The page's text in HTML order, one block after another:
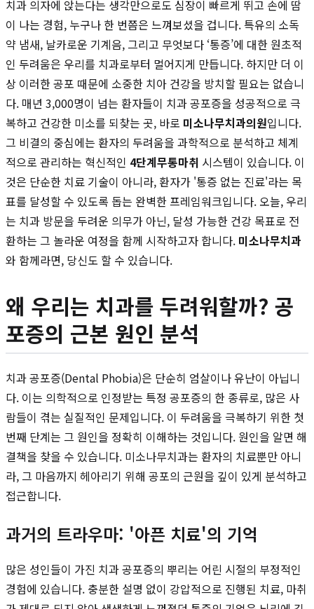
치과 의자에 앉는다는 생각만으로도 심장이 빠르게 뛰고 손에 땀
이 나는 경험, 누구나 한 번쯤은 느껴보셨을 겁니다. 특유의 소독
약 냄새, 날카로운 기계음, 그리고 무엇보다 ‘통증’에 대한 원초적
인 두려움은 우리를 치과로부터 멀어지게 만듭니다. 하지만 더 이
상 이러한 공포 때문에 소중한 치아 건강을 방치할 필요는 없습니
다. 매년 3,000명이 넘는 환자들이 치과 공포증을 성공적으로 극
복하고 건강한 미소를 되찾는 곳, 바로 미소나무치과의원입니다.
그 비결의 중심에는 환자의 두려움을 과학적으로 분석하고 체계
적으로 관리하는 혁신적인 4단계무통마취 시스템이 있습니다. 이
것은 단순한 치료 기술이 아니라, 환자가 '통증 없는 진료'라는 목
표를 달성할 수 있도록 돕는 완벽한 프레임워크입니다. 오늘, 우리
는 치과 방문을 두려운 의무가 아닌, 달성 가능한 건강 목표로 전
환하는 그 놀라운 여정을 함께 시작하고자 합니다. 미소나무치과
와 함께라면, 당신도 할 수 있습니다.
왜 우리는 치과를 두려워할까? 공
포증의 근본 원인 분석
치과 공포증(Dental Phobia)은 단순히 엄살이나 유난이 아닙니
다. 이는 의학적으로 인정받는 특정 공포증의 한 종류로, 많은 사
람들이 겪는 실질적인 문제입니다. 이 두려움을 극복하기 위한 첫
번째 단계는 그 원인을 정확히 이해하는 것입니다. 원인을 알면 해
결책을 찾을 수 있습니다. 미소나무치과는 환자의 치료뿐만 아니
라, 그 마음까지 헤아리기 위해 공포의 근원을 깊이 있게 분석하고
접근합니다.
과거의 트라우마: '아픈 치료'의 기억
많은 성인들이 가진 치과 공포증의 뿌리는 어린 시절의 부정적인
경험에 있습니다. 충분한 설명 없이 강압적으로 진행된 치료, 마취